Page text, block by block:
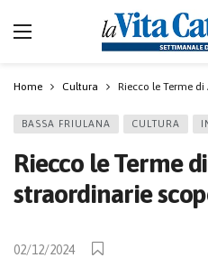
Home Cultura Riecco le Terme
BASSA FRIULANA CULTURA
Riecco le Terme
straordinarie
02/12/2024